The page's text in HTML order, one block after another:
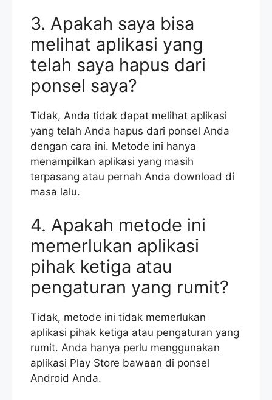
3. Apakah saya bisa
melihat aplikasi yang
telah saya hapus dari
ponsel saya?
Tidak, Anda tidak dapat melihat aplikasi
yang telah Anda hapus dari ponsel Anda
dengan cara ini. Metode ini hanya
menampilkan aplikasi yang masih
terpasang atau pernah Anda download di
masa lalu.
4. Apakah metode ini
memerlukan aplikasi
pihak ketiga atau
pengaturan yang rumit?
Tidak, metode ini tidak memerlukan
aplikasi pihak ketiga atau pengaturan yang
rumit. Anda hanya perlu menggunakan
aplikasi Play Store bawaan di ponsel
Android Anda.